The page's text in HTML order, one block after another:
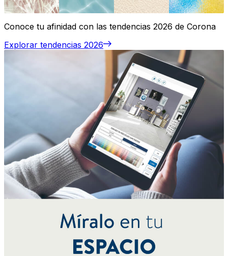
Conoce tu afinidad con las tendencias 2026 de Corona
Explorar tendencias 2026